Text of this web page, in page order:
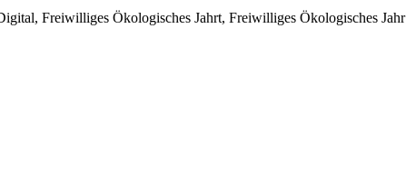
Freiwilliges Ökologisches Jahrt, Freiwilliges Ökologisches Jahr